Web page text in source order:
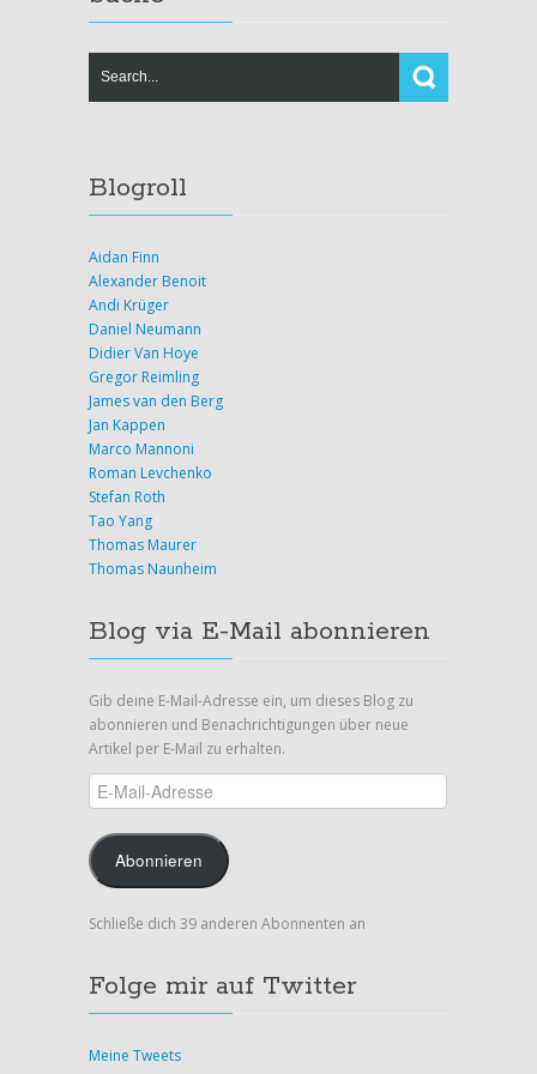
Blogroll
Aidan Finn
Alexander Benoit
Andi Krüger
Daniel Neumann
Didier Van Hoye
Gregor Reimling
James van den Berg
Jan Kappen
Marco Mannoni
Roman Levchenko
Stefan Roth
Tao Yang
Thomas Maurer
Thomas Naunheim
Blog via E-Mail abonnieren
Gib deine E-Mail-Adresse ein, um dieses Blog zu
abonnieren und Benachrichtigungen über neue
Artikel per E-Mail zu erhalten.
E-
Mail-
Adresse
Abonnieren
Schließe dich 39 anderen Abonnenten an
Folge mir auf Twitter
Meine Tweets